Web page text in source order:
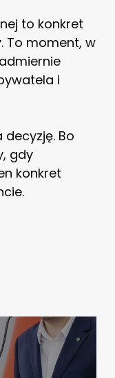
to konkret
To moment, w
i
decyzję. Bo
gdy
konkret